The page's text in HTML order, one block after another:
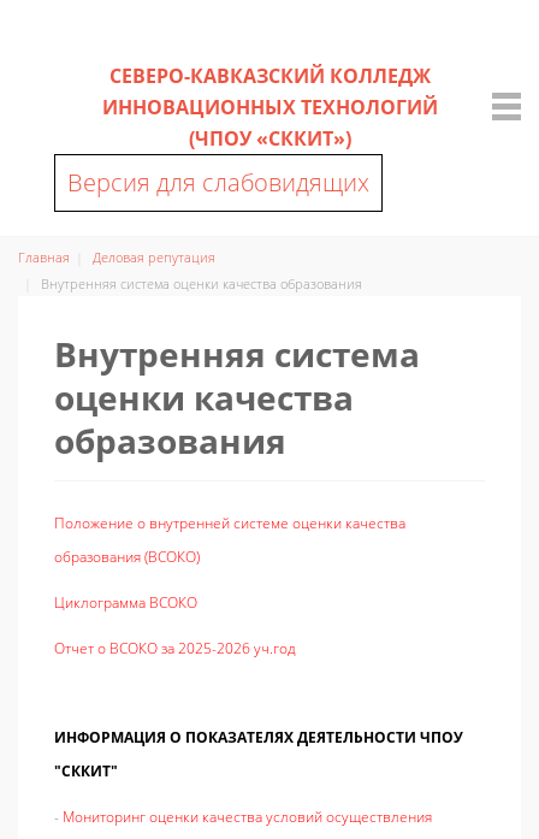
СЕВЕРО-КАВКАЗСКИЙ КОЛЛЕДЖ
ИННОВАЦИОННЫХ ТЕХНОЛОГИЙ
(ЧПОУ «СККИТ»)
Версия для слабовидящих
Главная
Деловая репутация
Внутренняя система оценки качества образования
Внутренняя система
оценки качества
образования
Положение о внутренней системе оценки качества
образования (ВСОКО)
Циклограмма ВСОКО
Отчет о ВСОКО за 2025-2026 уч.год
ИНФОРМАЦИЯ О ПОКАЗАТЕЛЯХ ДЕЯТЕЛЬНОСТИ ЧПОУ
"СККИТ"
- Мониторинг оценки качества условий осуществления